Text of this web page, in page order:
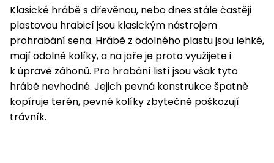
Ruční
nářadí
Rozmetadla
a posypové
vozíky
Zametací
stroje
Nabíječky
Příslušenství
Topidla
Navijáky
Klasické hrábě s dřevěnou, nebo dnes stále častěji
plastovou hrabicí jsou klasickým nástrojem
prohrabání sena. Hrábě z odolného plastu jsou lehké,
mají odolné kolíky, a na jaře je proto využijete i
k úpravě záhonů. Pro hrabání listí jsou však tyto
hrábě nevhodné. Jejich pevná konstrukce špatně
kopíruje terén, pevné kolíky zbytečně poškozují
trávník.